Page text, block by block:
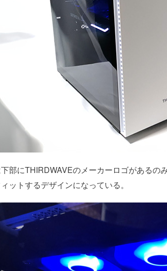
部にTHIRDWAVEのメーカーロゴがあるの
ットするデザインになっている。